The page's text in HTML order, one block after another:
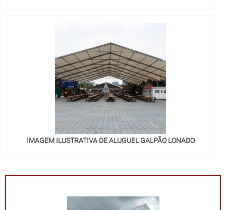
IMAGEM ILUSTRATIVA DE ALUGUEL GALPÃO LONADO